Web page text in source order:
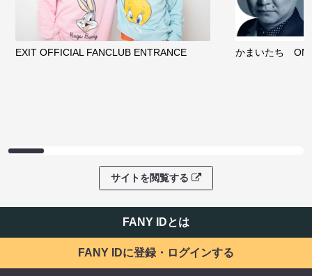
EXIT OFFICIAL FANCLUB ENTRANCE かまいたち
サイトを閲覧する
FANY IDとは
FANY IDに登録・ログインする